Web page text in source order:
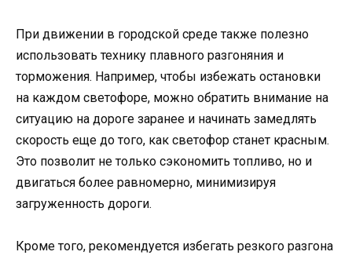
При движении в городской среде также полезно
использовать технику плавного разгоняния и
торможения. Например, чтобы избежать остановки
на каждом светофоре, можно обратить внимание на
ситуацию на дороге заранее и начинать замедлять
скорость еще до того, как светофор станет красным.
Это позволит не только сэкономить топливо, но и
двигаться более равномерно, минимизируя
загруженность дороги.
Кроме того, рекомендуется избегать резкого разгона